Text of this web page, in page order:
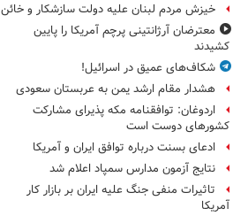
خیزش مردم لبنان علیه دولت سازشکار و خائن
معترضان آرژانتینی پرچم آمریکا را پایین
کشیدند
شکاف‌های عمیق در اسرائیل!
هشدار مقام ارشد یمن به عربستان سعودی
اردوغان: توافقنامه مکه پذیرای مشارکت
کشورهای دوست است
ادعای بسنت درباره توافق ایران و آمریکا
نتایج آزمون مدارس سمپاد اعلام شد
تاثیرات منفی جنگ علیه ایران بر بازار کار
آمریکا